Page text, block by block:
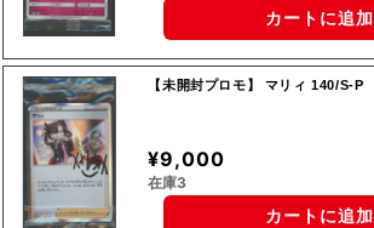
カートに追加
【未開封プロモ】 マリィ 140/S-P
¥9,000
在庫3
カートに追加